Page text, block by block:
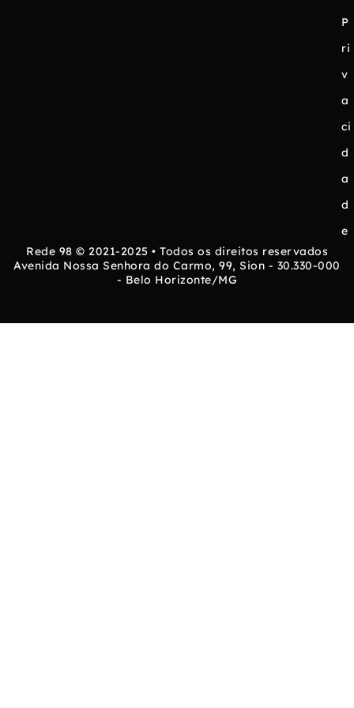
P
ri
v
a
ci
d
a
d
e
Rede 98 © 2021-2025 • Todos os direitos reservados
Avenida Nossa Senhora do Carmo, 99, Sion - 30.330-000
- Belo Horizonte/MG